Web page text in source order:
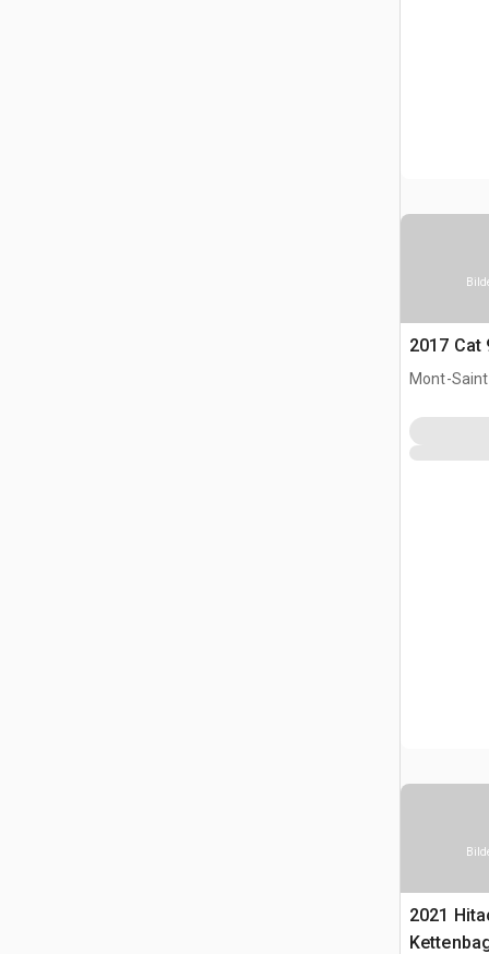
2017 Cat
Mont-
2021